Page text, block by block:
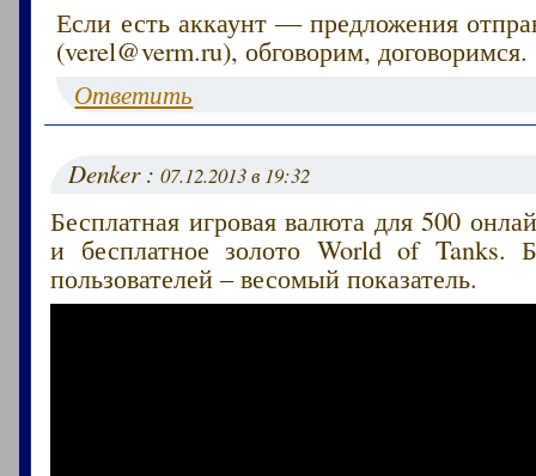
Если есть аккаунт — предложения
(verel@verm.ru), обговорим, договоримся.
Ответить
Denker :07.12.2013 в 19:32
Бесплатная игровая валюта для 500
и бесплатное золото World of Tanks.
пользователей – весомый показатель.